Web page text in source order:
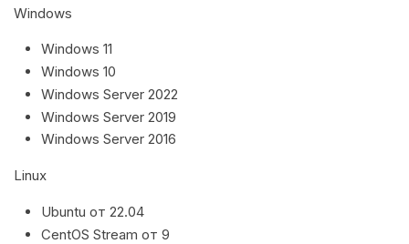
Windows
Windows 11
Windows 10
Windows Server 2022
Windows Server 2019
Windows Server 2016
Linux
Ubuntu от 22.04
CentOS Stream от 9